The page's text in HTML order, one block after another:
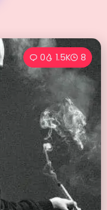
0 1.5K 8